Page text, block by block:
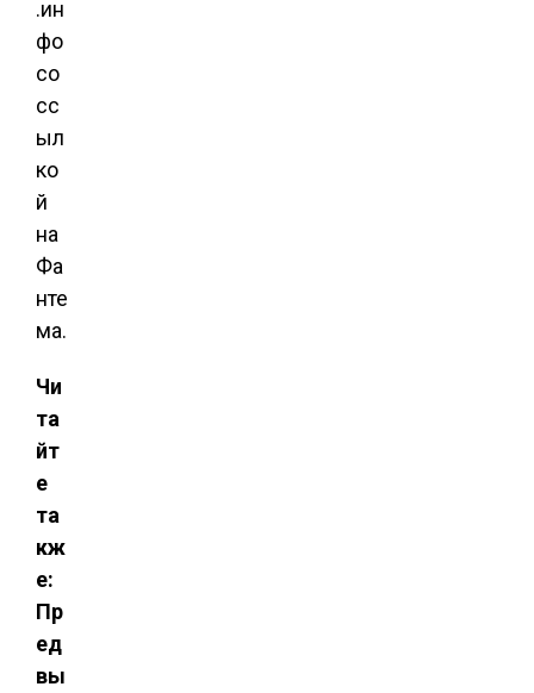
.ин
фо
со
сс
ыл
ко
й
на
Фа
нте
ма.
Чи
та
йт
е
та
кж
е:
Пр
ед
вы